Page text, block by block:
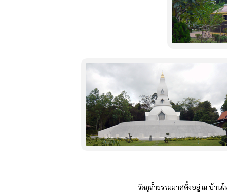
วัดภูถ้ำธรรมมาศตั้งอยู่ ณ บ้านโพนส